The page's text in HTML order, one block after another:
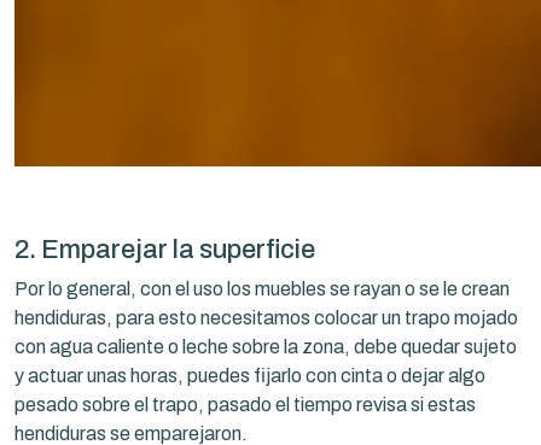
2. Emparejar la superficie
Por lo general, con el uso los muebles se rayan o se le crean
hendiduras, para esto necesitamos colocar un trapo mojado
con agua caliente o leche sobre la zona, debe quedar sujeto
y actuar unas horas, puedes fijarlo con cinta o dejar algo
pesado sobre el trapo, pasado el tiempo revisa si estas
hendiduras se emparejaron.